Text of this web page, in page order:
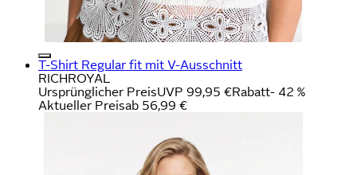
T-Shirt Regular fit mit V-Ausschnitt
RICHROYAL
Ursprünglicher PreisUVP 99,95 €Rabatt- 42 %
Aktueller Preisab 56,99 €